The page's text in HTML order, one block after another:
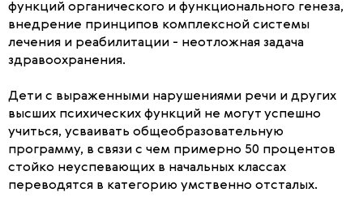
функций органического и функционального генеза,
внедрение принципов комплексной системы
лечения и реабилитации - неотложная задача
здравоохранения.
Дети с выраженными нарушениями речи и других
высших психических функций не могут успешно
учиться, усваивать общеобразовательную
программу, в связи с чем примерно 50 процентов
стойко неуспевающих в начальных классах
переводятся в категорию умственно отсталых.